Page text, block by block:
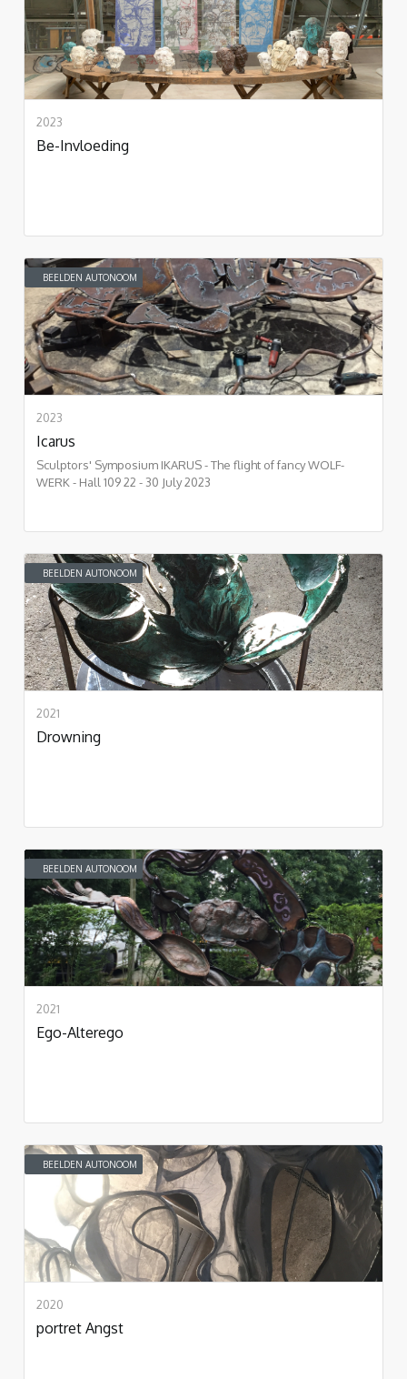
2023
Be-Invloeding
BEELDEN AUTONOOM
2023
Icarus
Sculptors' Symposium IKARUS - The flight of fancy WOLF-
WERK - Hall 109 22 - 30 July 2023
BEELDEN AUTONOOM
2021
Drowning
BEELDEN AUTONOOM
2021
Ego-Alterego
BEELDEN AUTONOOM
2020
portret Angst